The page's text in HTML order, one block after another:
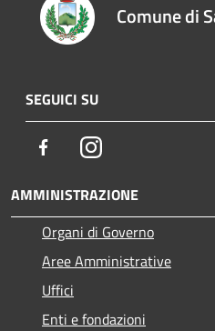
Comune di
SEGUICI SU
FacebookInstagram
AMMINISTRAZIONE
Organi di Governo
Aree Amministrative
Uffici
Enti e fondazioni